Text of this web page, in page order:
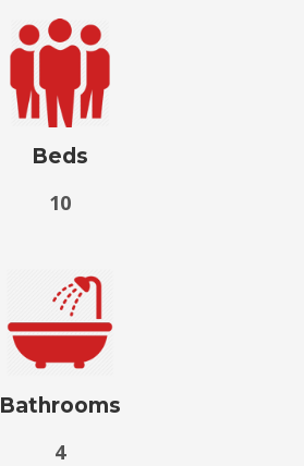
Beds
10
Bathrooms
4